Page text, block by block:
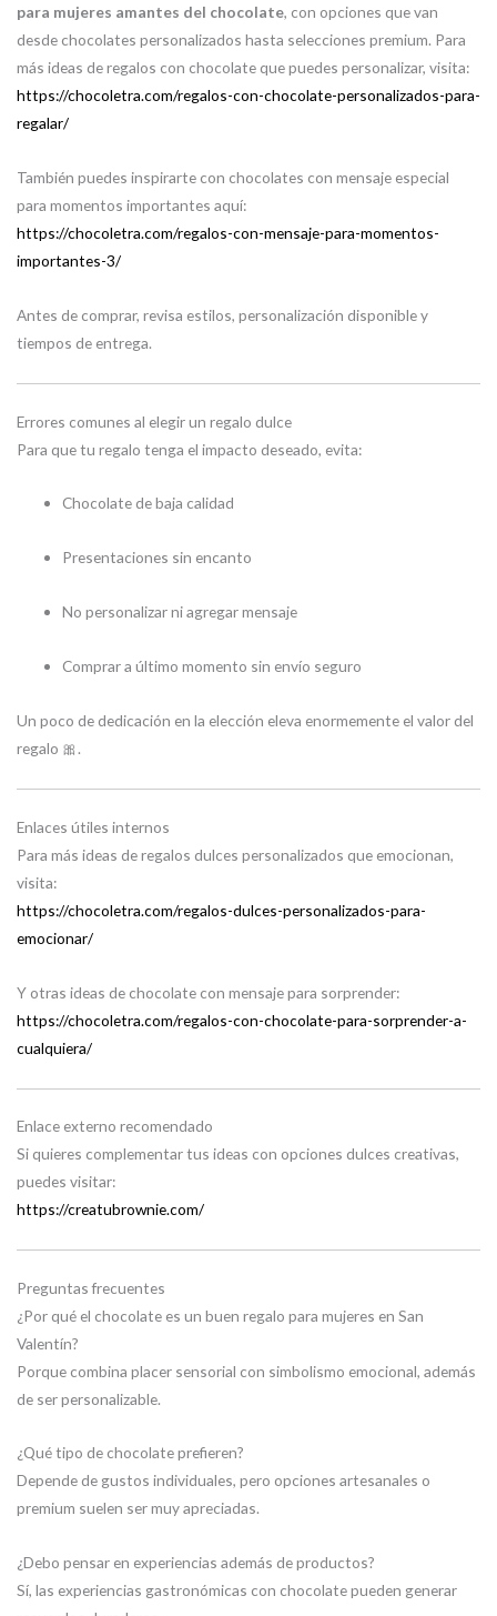
para mujeres amantes del chocolate, con opciones que van
desde chocolates personalizados hasta selecciones premium. Para
más ideas de regalos con chocolate que puedes personalizar, visita:
https://chocoletra.com/regalos-con-chocolate-personalizados-para-
regalar/
También puedes inspirarte con chocolates con mensaje especial
para momentos importantes aquí:
https://chocoletra.com/regalos-con-mensaje-para-momentos-
importantes-3/
Antes de comprar, revisa estilos, personalización disponible y
tiempos de entrega.
Errores comunes al elegir un regalo dulce
Para que tu regalo tenga el impacto deseado, evita:
Chocolate de baja calidad
Presentaciones sin encanto
No personalizar ni agregar mensaje
Comprar a último momento sin envío seguro
Un poco de dedicación en la elección eleva enormemente el valor del
regalo 🎀.
Enlaces útiles internos
Para más ideas de regalos dulces personalizados que emocionan,
visita:
https://chocoletra.com/regalos-dulces-personalizados-para-
emocionar/
Y otras ideas de chocolate con mensaje para sorprender:
https://chocoletra.com/regalos-con-chocolate-para-sorprender-a-
cualquiera/
Enlace externo recomendado
Si quieres complementar tus ideas con opciones dulces creativas,
puedes visitar:
https://creatubrownie.com/
Preguntas frecuentes
¿Por qué el chocolate es un buen regalo para mujeres en San
Valentín?
Porque combina placer sensorial con simbolismo emocional, además
de ser personalizable.
¿Qué tipo de chocolate prefieren?
Depende de gustos individuales, pero opciones artesanales o
premium suelen ser muy apreciadas.
¿Debo pensar en experiencias además de productos?
Sí, las experiencias gastronómicas con chocolate pueden generar